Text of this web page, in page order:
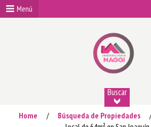
Menú
Buscar
Home / Búsqueda de Propiedades